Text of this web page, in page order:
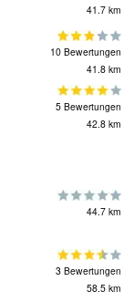
41.7 km
10 Bewertungen
41.8 km
5 Bewertungen
42.8 km
44.7 km
3 Bewertungen
58.5 km